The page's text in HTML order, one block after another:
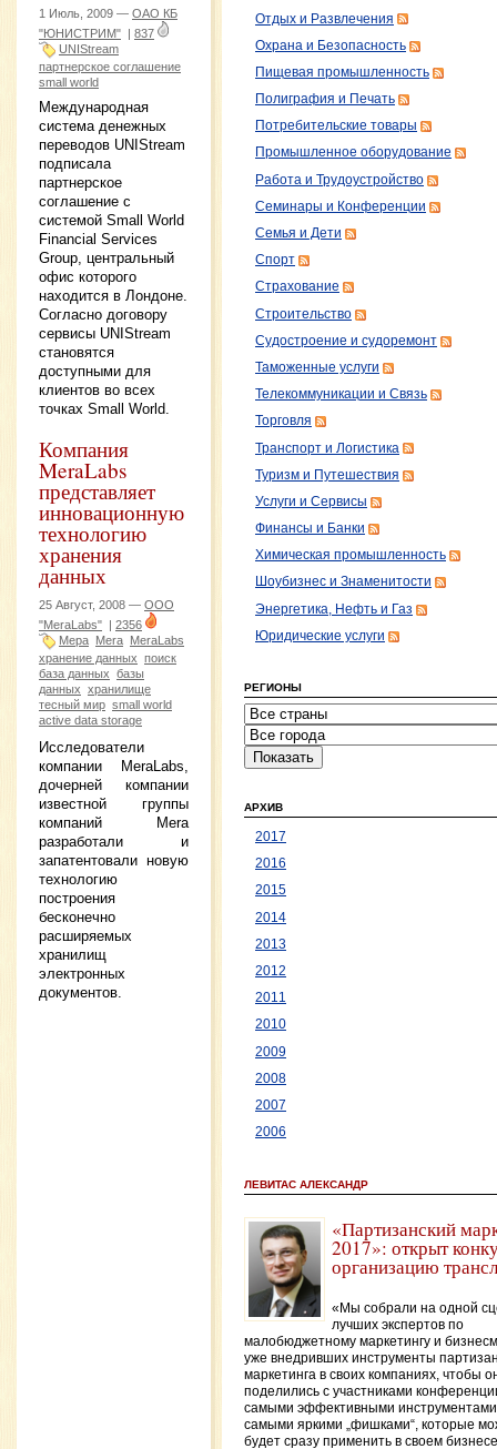
1 Июль, 2009 — ОАО КБ
"ЮНИСТРИМ" | 837
UNIStream
партнерское соглашение
small world
Международная
система денежных
переводов UNIStream
подписала
партнерское
соглашение с
системой Small World
Financial Services
Group, центральный
офис которого
находится в Лондоне.
Согласно договору
сервисы UNIStream
становятся
доступными для
клиентов во всех
точках Small World.
Компания
MeraLabs
представляет
инновационную
технологию
хранения
данных
25 Август, 2008 — ООО
"MeraLabs"
2356
Мера Mera MeraLabs
хранение данных поиск
база данных базы
данных хранилище
тесный мир small world
active data storage
Исследователи
компании MeraLabs,
дочерней компании
известной группы
компаний Mera
разработали и
запатентовали новую
технологию
построения
бесконечно
расширяемых
хранилищ
электронных
документов.
Отдых и Развлечения
Охрана и Безопасность
Пищевая промышленность
Полиграфия и Печать
Потребительские товары
Промышленное оборудование
Работа и Трудоустройство
Семинары и Конференции
Семья и Дети
Спорт
Страхование
Строительство
Судостроение и судоремонт
Таможенные услуги
Телекоммуникации и Связь
Торговля
Транспорт и Логистика
Туризм и Путешествия
Услуги и Сервисы
Финансы и Банки
Химическая промышленность
Шоубизнес и Знаменитости
Энергетика, Нефть и Газ
Юридические услуги
РЕГИОНЫ
АРХИВ
2017
2016
2015
2014
2013
2012
2011
2010
2009
2008
2007
2006
ЛЕВИТАС АЛЕКСАНДР
«Партизанский
2017»: открыт
организацию
«Мы собрали на одной
лучших экспертов по
малобюджетному маркетингу и
уже внедривших инструменты
маркетинга в своих компаниях, чтобы
поделились с участниками
самыми эффективными
самыми яркими „фишками“, которые
будет сразу применить в своем